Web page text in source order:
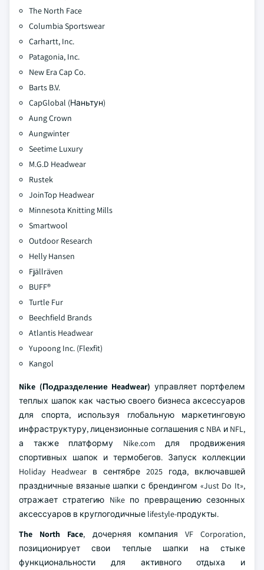
The North Face
Columbia Sportswear
Carhartt, Inc.
Patagonia, Inc.
New Era Cap Co.
Barts B.V.
CapGlobal (Наньтун)
Aung Crown
Aungwinter
Seetime Luxury
M.G.D Headwear
Rustek
JoinTop Headwear
Minnesota Knitting Mills
Smartwool
Outdoor Research
Helly Hansen
Fjällräven
BUFF®
Turtle Fur
Beechfield Brands
Atlantis Headwear
Yupoong Inc. (Flexfit)
Kangol
Nike (Подразделение Headwear) управляет портфелем
теплых шапок как частью своего бизнеса аксессуаров
для спорта, используя глобальную маркетинговую
инфраструктуру, лицензионные соглашения с NBA и NFL,
а также платформу Nike.com для продвижения
спортивных шапок и термобегов. Запуск коллекции
Holiday Headwear в сентябре 2025 года, включавшей
праздничные вязаные шапки с брендингом «Just Do It»,
отражает стратегию Nike по превращению сезонных
аксессуаров в круглогодичные lifestyle-продукты.
The North Face, дочерняя компания VF Corporation,
позиционирует свои теплые шапки на стыке
функциональности для активного отдыха и